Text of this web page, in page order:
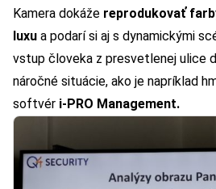
Kamera dokáže reprodukovať
luxu a podarí si aj s dynamickými
vstup človeka z presvetlenej ulice
náročné situácie, ako je napríklad
softvér i-PRO Management.